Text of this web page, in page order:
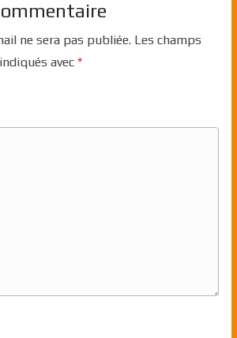
ne sera pas publiée. Les champs
avec *